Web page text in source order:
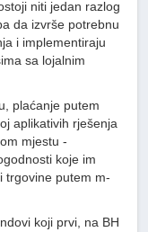
niti jedan razlog
da izvrše potrebnu
i implementiraju
sa lojalnim
plaćanje putem
aplikativih rješenja
mjestu -
koje im
trgovine putem m-
koji prvi, na BH